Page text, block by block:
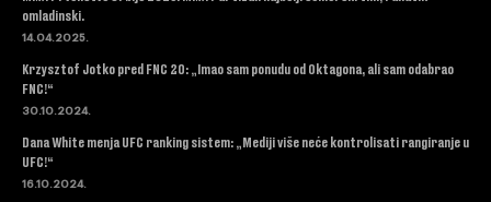
omladinski.
14.04.2025.
Krzysztof Jotko pred FNC 20: „Imao sam ponudu od Oktagona, ali sam odabrao
FNC!“
30.10.2024.
Dana White menja UFC ranking sistem: „Mediji više neće kontrolisati rangiranje u
UFC!“
16.10.2024.